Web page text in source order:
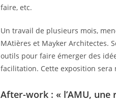
faire, etc.
Un travail de plusieurs mois,
MAtières et Mayker Architectes.
outils pour faire émerger des
facilitation. Cette exposition sera
After-work : « l’AMU,